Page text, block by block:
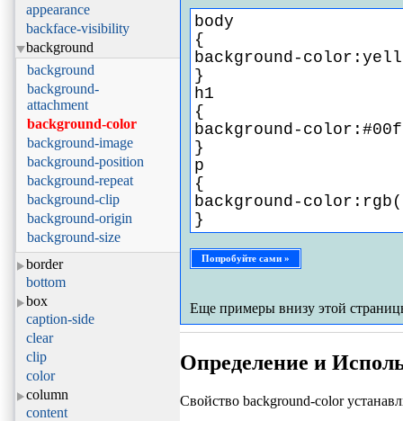
appearance
backface-visibility
background
background
background-
attachment
background-color
background-image
background-position
background-repeat
background-clip
background-origin
background-size
border
bottom
box
caption-side
clear
clip
color
column
content
body
{
background-
}
h1
{
background-
}
p
{
background-
}
Попробуйте сами »
Еще примеры внизу этой
Определение и
Свойство background-color